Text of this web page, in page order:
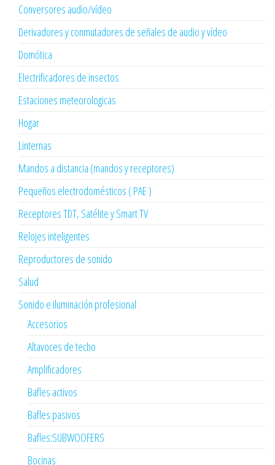
Conversores audio/vídeo
Derivadores y conmutadores de señales de audio y vídeo
Domótica
Electrificadores de insectos
Estaciones meteorologicas
Hogar
Linternas
Mandos a distancia (mandos y receptores)
Pequeños electrodomésticos ( PAE )
Receptores TDT, Satélite y Smart TV
Relojes inteligentes
Reproductores de sonido
Salud
Sonido e iluminación profesional
Accesorios
Altavoces de techo
Amplificadores
Bafles activos
Bafles pasivos
Bafles:SUBWOOFERS
Bocinas